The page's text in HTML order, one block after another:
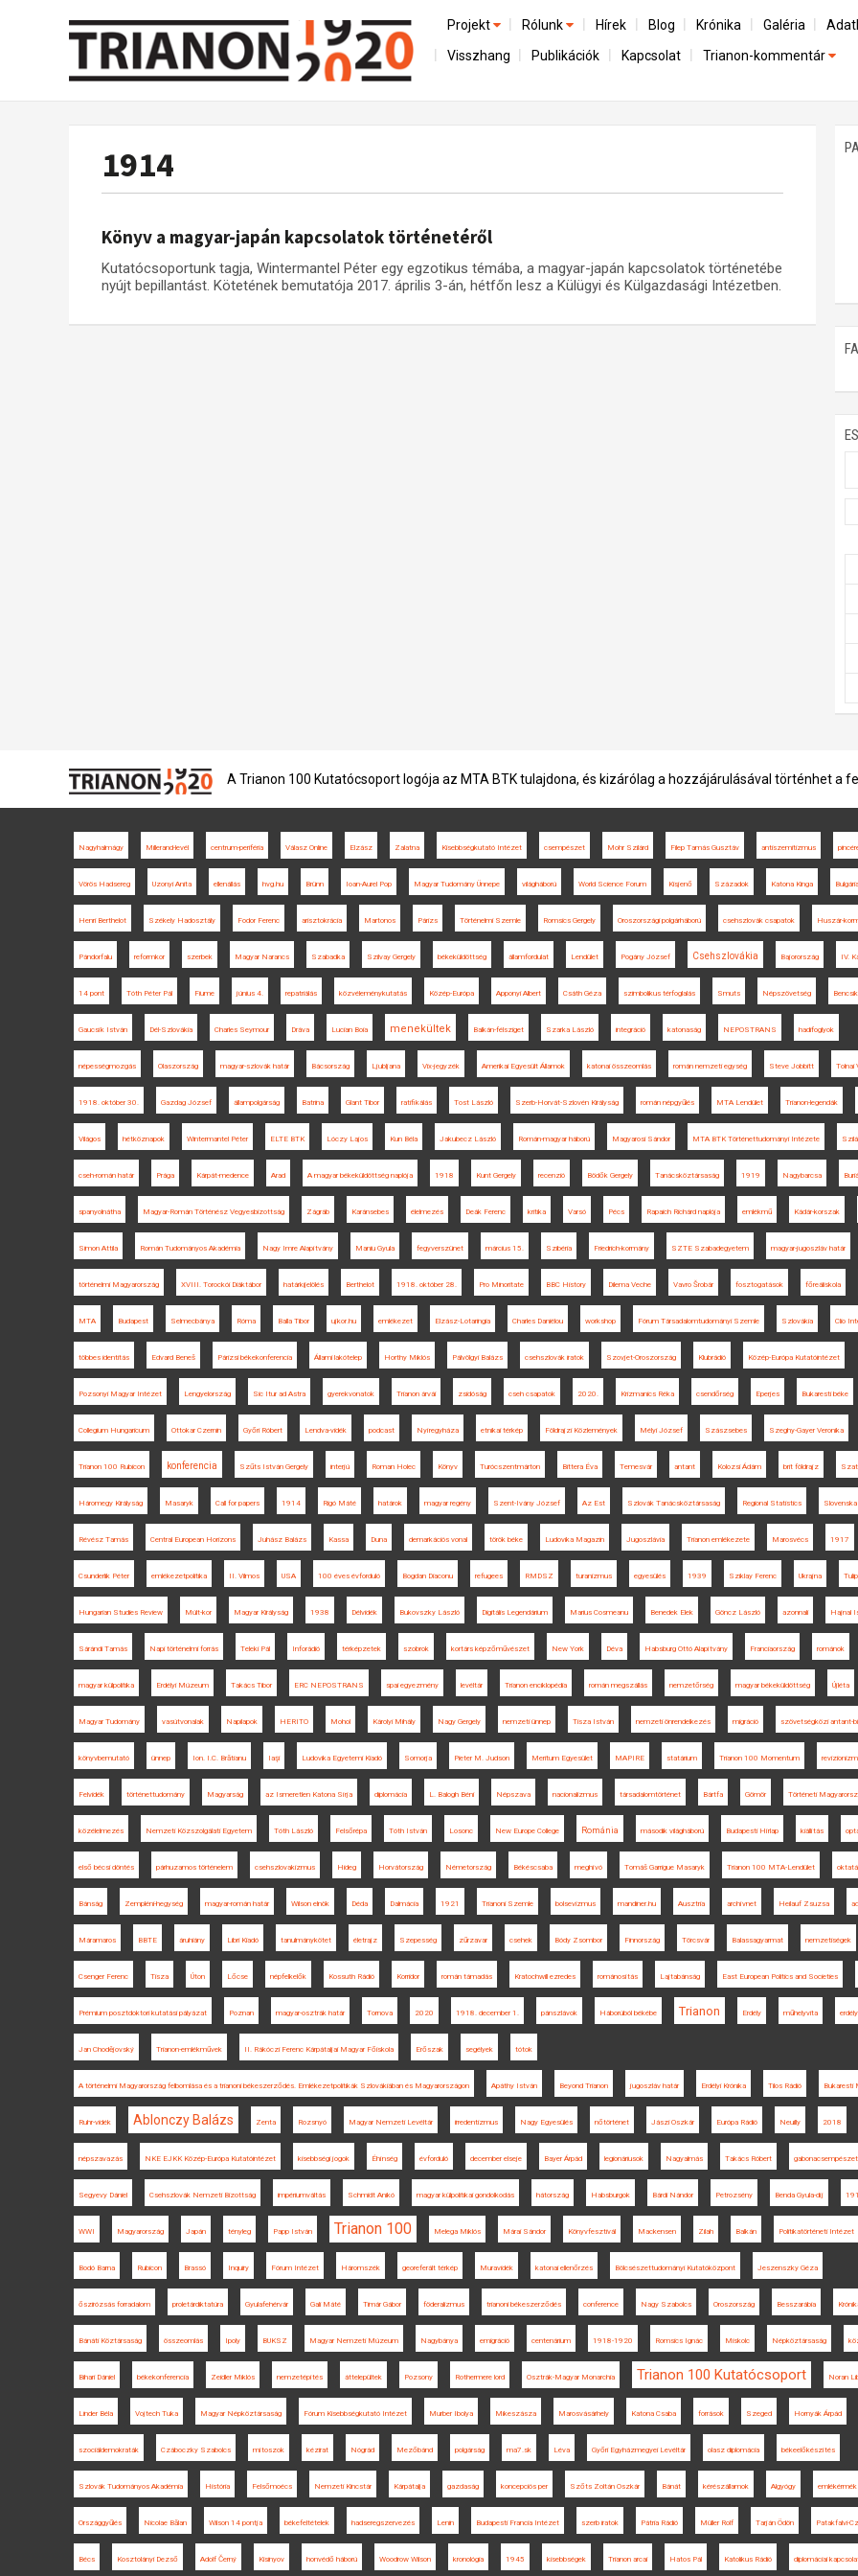
Projekt
Előzmények
Az összeomlás és a magyar társadalom
Utókor és emlékezet
Rólunk
A kutatócsoport működéséről
Hírek Blog Krónika Galéria
Visszhang Publikációk Kapcsolat Trianon-kommentár
1914
Könyv a magyar-japán kapcsolatok történetéről
Kutatócsoportunk tagja, Wintermantel Péter egy egzotikus témába, a magyar-japán kapcsolatok történetébe
nyújt bepillantást. Kötetének bemutatója 2017. április 3-án, hétfőn lesz a Külügyi és Külgazdasági Intézetben.
A Trianon 100 Kutatócsoport logója az MTA BTK tulajdona, és kizárólag a hozzájárulásával történhet a
Nagyhalmágy Millerand-levél centrum-periféria Válasz Online Elzász Zalatna Kisebbségkutató Intézet csempészet Mohr Szilárd Filep Tamás Gusztáv antiszemitizmus
Vörös Hadsereg Uzonyi Anita ellenállás hvg.hu Brünn Ioan-Aurel Pop Magyar Tudomány Ünnepe világháború World Science Forum Kisjenő Századok Katona Kinga Bulgária
Henri Berthelot Székely Hadosztály Fodor Ferenc arisztokrácia Martonos Párizs Történelmi Szemle Romsics Gergely Oroszországi polgárháború csehszlovák csapatok Huszár-
Pándorfalu reformkor szerbek Magyar Narancs Szabadka Szilvay Gergely békeküldöttség államfordulat Lendület Pogány József Csehszlovákia Bajorország IV.
14 pont Tóth Péter Pál Fiume június 4. repatriálás közvéleménykutatás Közép-Európa Apponyi Albert Csáth Géza szimbolikus térfoglalás Smuts Népszövetség
Gaucsík István Dél-Szlovákia Charles Seymour Dráva Lucian Boia menekültek Balkán-félsziget Szarka László integráció katonaság NEPOSTRANS hadifoglyok
népességmozgás Olaszország magyar-szlovák határ Bácsország Ljubljana Vix-jegyzék Amerikai Egyesült Államok katonai összeomlás román nemzeti egység Steve Jobbitt Tolnai
1918. október 30. Gazdag József állampolgárság Batrina Glant Tibor ratifikálás Tost László Szerb-Horvát-Szlovén Királyság román népgyűlés MTA Lendület Trianon-legendák
Világos hétköznapok Wintermantel Péter ELTE BTK Lóczy Lajos Kun Béla Jakubecz László Román-magyar háború Magyarosi Sándor MTA BTK Történettudományi Intézete
cseh-román határ Prága Kárpát-medence Arad A magyar békeküldöttség naplója 1918 Kunt Gergely recenzió Bödők Gergely Tanácsköztársaság 1919 Nagybarcsa
spanyolnátha Magyar-Román Történész Vegyesbizottság Zágráb Karánsebes élelmezés Deák Ferenc kritika Varsó Pécs Rapaich Richárd naplója emlékmű Kádár-korszak
Simon Attila Román Tudományos Akadémia Nagy Imre Alapítvány Maniu Gyula fegyverszünet március 15. Szibéria Friedrich-kormány SZTE Szabadegyetem magyar-jugoszláv határ
történelmi Magyarország XVIII. Torockói Diáktábor határkijelölés Berthelot 1918. október 28. Pro Minoritate BBC History Dilema Veche Vavro Šrobár fosztogatások főreáliskola
MTA Budapest Selmecbánya Róma Balla Tibor ujkor.hu emlékezet Elzász-Lotaringia Charles Daniélou workshop Fórum Társadalomtudományi Szemle Szlovákia Clio
többes identitás Edvard Beneš Párizsi békekonferencia Állami lakótelep Horthy Miklós Pálvölgyi Balázs csehszlovák iratok Szovjet-Oroszország Klubrádió Közép-Európa Kutatóintézet
Pozsonyi Magyar Intézet Lengyelország Sic Itur ad Astra gyerekvonatok Trianon árvái zsidóság cseh csapatok 2020. Krizmanics Réka csendőrség Eperjes Bukaresti béke
Collegium Hungaricum Ottokar Czernin Győri Róbert Lendva-vidék podcast Nyíregyháza etnikai térkép Földrajzi Közlemények Mélyi József Szászsebes Szeghy-Gayer Veronika
Trianon 100 Rubicon konferencia Szűts István Gergely interjú Roman Holec Könyv Turócszentmárton Bittera Éva Temesvár antant Kolozsi Ádám brit földrajz
Háromegy Királyság Masaryk Call for papers 1914 Rigó Máté határok magyar regény Szent-Ivány József Az Est Szlovák Tanácsköztársaság Regional Statistics Slovenska
Révész Tamás Central European Horizons Juhász Balázs Kassa Duna demarkációs vonal török béke Ludovika Magazin Jugoszlávia Trianon emlékezete Marosvécs 1917
Csunderlik Péter emlékezetpolitika II. Vilmos USA 100 éves évforduló Bogdan Diaconu refugees RMDSZ turanizmus egyesülés 1939 Sziklay Ferenc Ukrajna
Hungarian Studies Review Múlt-kor Magyar Királyság 1938 Délvidék Bukovszky László Digitális Legendárium Marius Cosmeanu Benedek Elek Göncz László azonnali Hajnal
Sárándi Tamás Napi történelmi forrás Teleki Pál Inforádió térképzetek szobrok kortárs képzőművészet New York Déva Habsburg Ottó Alapítvány Franciaország románok
magyar külpolitika Erdélyi Múzeum Takács Tibor ERC NEPOSTRANS spai egyezmény levéltár Trianon enciklopédia román megszállás nemzetőrség magyar békeküldöttség Újléta
Magyar Tudomány vasútvonalak Napilapok HERITO Mohol Károlyi Mihály Nagy Gergely nemzeti ünnep Tisza István nemzeti önrendelkezés migráció szövetségközi antant-
könyvbemutató ünnep Ion. I.C. Brătianu Iaşi Ludovika Egyetemi Kiadó Somorja Pieter M. Judson Meritum Egyesület MAPIRE statárium Trianon 100 Momentum
Felvidék történettudomány Magyarság az Ismeretlen Katona Sírja diplomácia L. Balogh Béni Népszava nacionalizmus társadalomtörténet Bártfa Gömör Történeti
közélelmezés Nemzeti Közszolgálati Egyetem Tóth László Felsőrépa Tóth István Losonc New Europe College Románia második világháború Budapesti Hírlap kiállítás
első bécsi döntés párhuzamos történelem csehszlovakizmus Hideg Horvátország Németország Békéscsaba meghívó Tomáš Garrigue Masaryk Trianon 100 MTA-Lendület
Bánság Zempléni-hegység magyar-román határ Wilson elnök Déda Dalmácia 1921 Trianoni Szemle bolsevizmus mandiner.hu Ausztria archívnet Heilauf Zsuzsa
Máramaros BBTE áruhiány Libri Kiadó tanulmánykötet életrajz Szepesség zűrzavar csehek Bódy Zsombor Finnország Törcsvár Balassagyarmat nemzetiségek
Csenger Ferenc Tisza Úton Lőcse népfelkelők Kossuth Rádió Korridor román támadás Kratochwill ezredes románosítás Lajtabánság East European Politics and Societies
Prémium posztdoktori kutatási pályázat Poznan magyar-osztrák határ Tornova 2020 1918. december 1. pánszlávok Háborúból békébe Trianon Erdély műhelyvita
Jan Chodějovský Trianon-emlékművek II. Rákóczi Ferenc Kárpátaljai Magyar Főiskola Erőszak segélyek tótok
A történelmi Magyarország felbomlása és a trianoni békeszerződés. Emlékezetpolitikák Szlovákiában és Magyarországon Apáthy István Beyond Trianon jugoszláv határ Erdélyi Krónika Tilos Rádió Bukaresti
Ruhr-vidék Ablonczy Balázs Zenta Rozsnyó Magyar Nemzeti Levéltár irredentizmus Nagy Egyesülés nőtörténet Jászi Oszkár Európa Rádió Neuilly 2018
népszavazás NKE EJKK Közép-Európa Kutatóintézet kisebbségi jogok Éhínség évforduló december elseje Bayer Árpád legionáriusok Nagyalmás Takács Róbert gabonacsempészet
Segyevy Dániel Csehszlovák Nemzeti Bizottság impériumváltás Schmidt Anikó magyar külpolitikai gondolkodás hátország Habsburgok Bárdi Nándor Petrozsény Benda Gyula-díj
WWI Magyarország Japán tényleg Papp István Trianon 100 Melega Miklós Márai Sándor Könyvfesztivál Mackensen Zilah Balkán Politikatörténeti Intézet
Bodó Barna Rubicon Brassó Inquiry Fórum Intézet Háromszék georeferált térkép Muravidék katonai ellenőrzés Bölcsészettudományi Kutatóközpont Jeszenszky Géza
őszirózsás forradalom proletárdiktatúra Gyulafehérvár Gali Máté Timár Gábor föderalizmus trianoni békeszerződés conference Nagy Szabolcs Oroszország Besszarábia
Bánáti Köztársaság összeomlás Ipoly BUKSZ Magyar Nemzeti Múzeum Nagybánya emigráció centenárium 1918-1920 Romsics Ignác Miskolc Népköztársaság
Bihari Dániel békekonferencia Zeidler Miklós nemzetépítés áttelepültek Pozsony Rothermere lord Osztrák-Magyar Monarchia Trianon 100 Kutatócsoport Noran
Linder Béla Vojtech Tuka Magyar Népköztársaság Fórum Kisebbségkutató Intézet Murber Ibolya Mikeszásza Marosvásárhely Katona Csaba források Szeged Hornyák Árpád
szociáldemokraták Czáboczky Szabolcs mítoszok kézirat Nógrád Mezőbánd polgárság ma7.sk Léva Győri Egyházmegyei Levéltár olasz diplomácia békeelőkészítés
Szlovák Tudományos Akadémia História Felsőmoécs Nemzeti Kincstár Kárpátalja gazdaság koncepciós per Szőts Zoltán Oszkár Bánát kérészállamok Algyógy emlékérmék
Országgyűlés Nicolae Bălan Wilson 14 pontja békefeltételek hadseregszervezés Lenin Budapesti Francia Intézet szerb iratok Pátria Rádió Müller Rolf Tarján Ödön Patakfalvi-
Bécs Kosztolányi Dezső Adolf Černý Kisinyov honvédő háború Woodrow Wilson kronológia 1945 kisebbségek Trianon arcai Hatos Pál Katolikus Rádió diplomáciai